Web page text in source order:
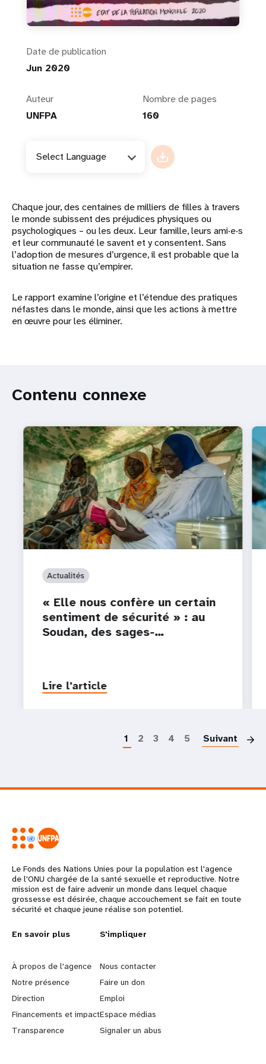
Date de publication
Jun 2020
Auteur
UNFPA
Nombre de pages
160
Select Language
Chaque jour, des centaines de milliers de filles à travers
le monde subissent des préjudices physiques ou
psychologiques – ou les deux. Leur famille, leurs ami·e·s
et leur communauté le savent et y consentent. Sans
l’adoption de mesures d’urgence, il est probable que la
situation ne fasse qu’empirer.
Le rapport examine l’origine et l’étendue des pratiques
néfastes dans le monde, ainsi que les actions à mettre
en œuvre pour les éliminer.
Contenu connexe
Actualités
« Elle nous confère un certain
sentiment de sécurité » : au
Soudan, des sages-…
Lire l'article
1 2 3 4 5 Suivant
Le Fonds des Nations Unies pour la population est l'agence
de l'ONU chargée de la santé sexuelle et reproductive. Notre
mission est de faire advenir un monde dans lequel chaque
grossesse est désirée, chaque accouchement se fait en toute
sécurité et chaque jeune réalise son potentiel.
L
e
a
r
n
En savoir plus
À propos de l'agence
Notre présence
Direction
Financements et impact
Transparence
G
o
b
e
y
S'impliquer
Nous contacter
Faire un don
Emploi
Espace médias
Signaler un abus